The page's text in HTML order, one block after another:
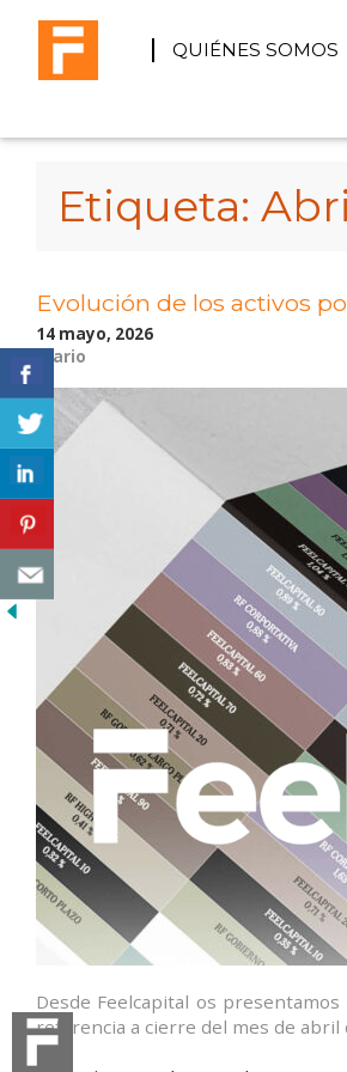
QUIÉNES SOMOS
Etiqueta:
Evolución de los activos
14 mayo, 2026
Diario
Desde Feelcapital os
referencia a cierre del mes de abril